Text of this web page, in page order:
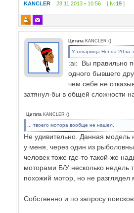
KANCLER 28.11.2013 • 10:56 [ №19 ]
Цитата KANCLER ()
У товарища Honda 20-ка
:ai: Вы правильно
одного бывшего
чем себе не
затянул-бы в общей сложности
Цитата KANCLER ()
... твоего мотора вообще не нашел.
Не удивительно. Данная модель
у меня, через один из
человек тоже где-то такой-же
моторами Б/У несколько недель
похожий мотор, но не разглядел
Собственно и по запросу